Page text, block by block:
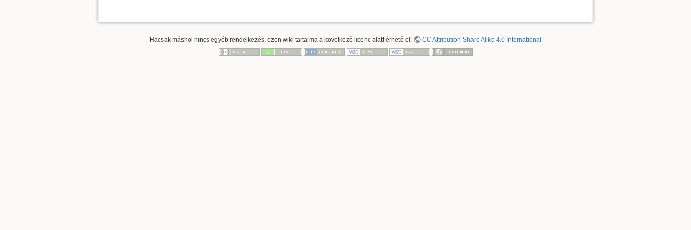
Hacsak máshol nincs egyéb rendelkezés, ezen wiki tartalma a következő licenc alatt érhető el: CC Attribution-Share Alike 4.0 International